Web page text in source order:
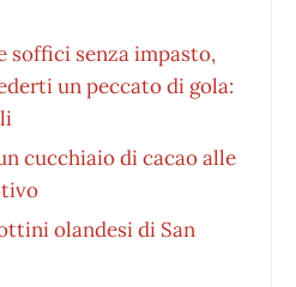
soffici senza impasto,
un peccato di gola:
cucchiaio di cacao alle
olandesi di San